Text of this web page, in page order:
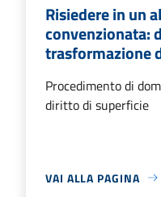
Risiedere in un
convenzionata:
trasformazione
Procedimento di
diritto di superficie
VAI ALLA PAGINA